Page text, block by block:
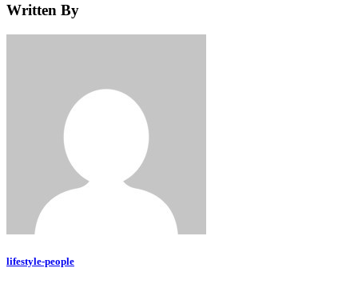
Written By
lifestyle-people